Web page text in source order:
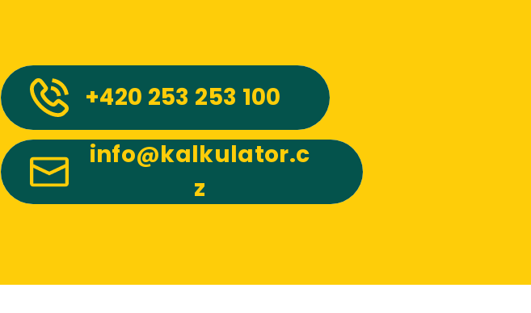
+420 253 253 100
info@kalkulator.c
z